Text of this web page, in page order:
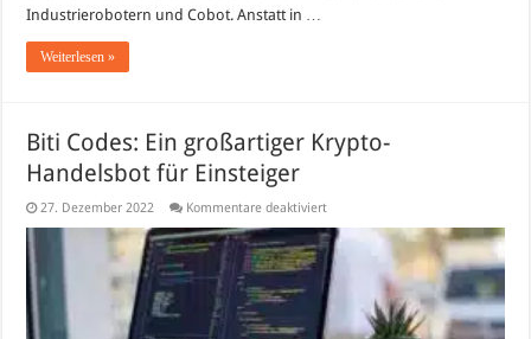
Industrierobotern und Cobot. Anstatt in …
Weiterlesen »
Biti Codes: Ein großartiger Krypto-
Handelsbot für Einsteiger
27. Dezember 2022 Kommentare deaktiviertfür
Codes:
Ein
großartiger
Krypto-
Handelsbot
für
Einsteiger